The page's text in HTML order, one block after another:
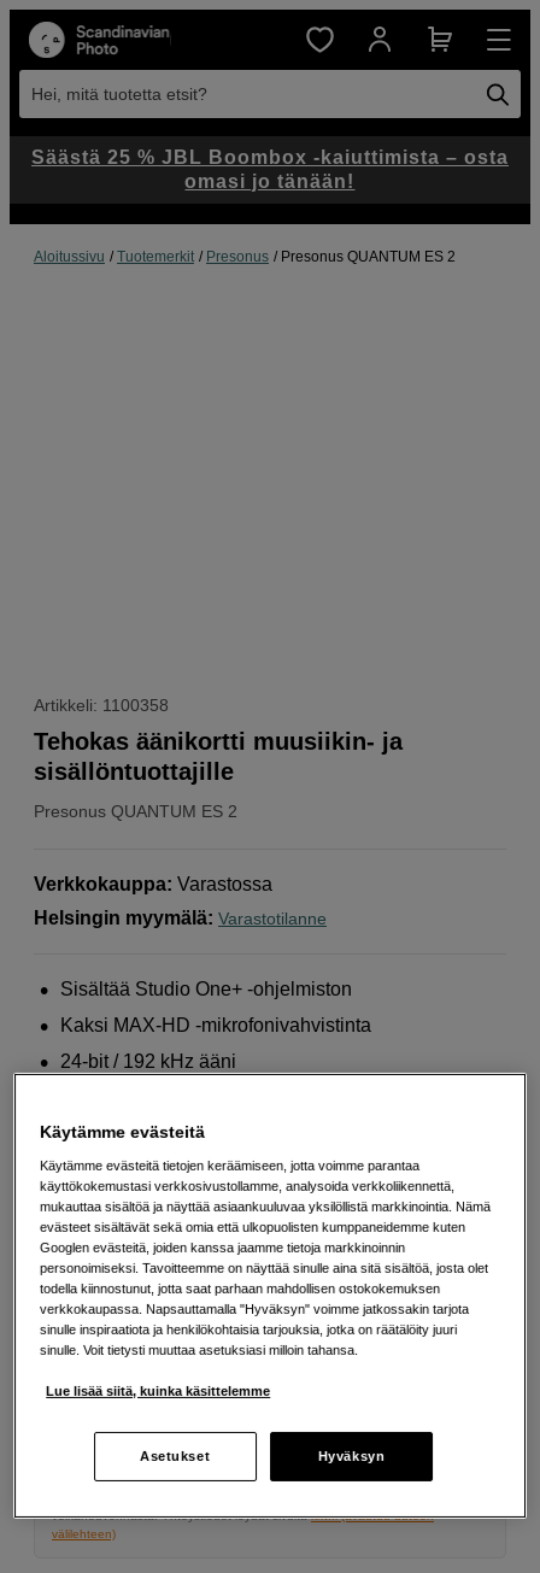
Hei, mitä tuotetta etsit?
Aloitussivu Tuotemerkit Presonus Presonus QUANTUM ES 2
Artikkeli: 1100358
Presonus QUANTUM ES 2
Tehokas äänikortti muusiikin- ja
sisällöntuottajille
Verkkokauppa: Varastossa
Helsingin myymälä: Varastotilanne
Sisältää Studio One+ -ohjelmiston
Kaksi MAX-HD -mikrofonivahvistinta
24-bit / 192 kHz ääni
182 EUR
Lisää ostoskoriin
Maksa Svea-erämaksulla
19,07 %
Lainaaminen maksaa! Jos et pysty maksamaan velkaa ajoissa, saatat
saada maksuhäiriömerkinnän. Se voi vaikeuttaa asunnon vuokraamista,
velkaneuvonnasta. Yhteystiedot löydät sivulta kkv.fi (avautuu uuteen
välilehteen)
Säästä 25 % JBL Boombox -kaiuttimista – osta
omasi jo tänään!
Käytämme evästeitä
Käytämme evästeitä tietojen keräämiseen, jotta voimme parantaa
käyttökokemustasi verkkosivustollamme, analysoida verkkoliikennettä,
mukauttaa sisältöä ja näyttää asiaankuuluvaa yksilöllistä markkinointia. Nämä
evästeet sisältävät sekä omia että ulkopuolisten kumppaneidemme kuten
Googlen evästeitä, joiden kanssa jaamme tietoja markkinoinnin
personoimiseksi. Tavoitteemme on näyttää sinulle aina sitä sisältöä, josta olet
todella kiinnostunut, jotta saat parhaan mahdollisen ostokokemuksen
verkkokaupassa. Napsauttamalla "Hyväksyn" voimme jatkossakin tarjota
sinulle inspiraatiota ja henkilökohtaisia tarjouksia, jotka on räätälöity juuri
sinulle. Voit tietysti muuttaa asetuksiasi milloin tahansa.
Lue lisää siitä, kuinka käsittelemme
Asetukset Hyväksyn